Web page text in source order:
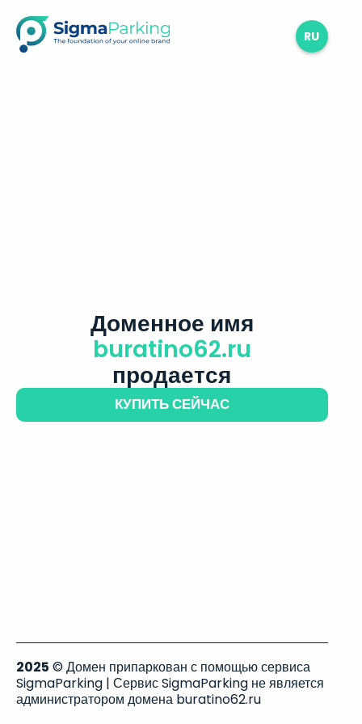
RU
Доменное имя
buratino62.ru
продается
КУПИТЬ СЕЙЧАС
2025 © Домен припаркован с помощью сервиса
SigmaParking | Сервис SigmaParking не является
администратором домена buratino62.ru